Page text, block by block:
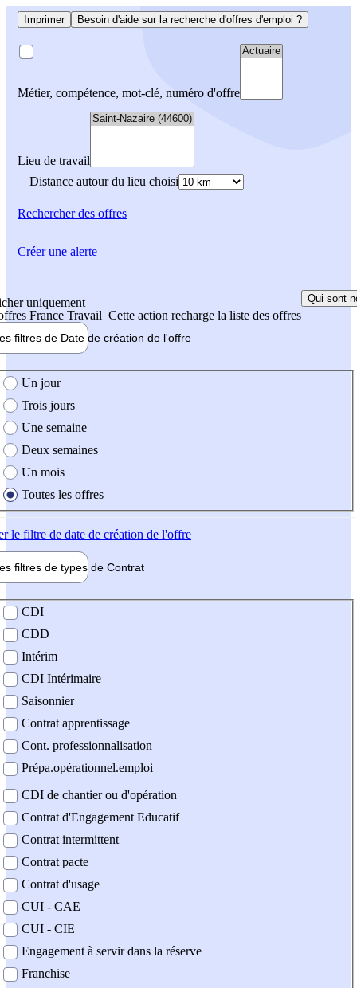
Imprimer Besoin d'aide sur la recherche d'offres d'emploi ?
Métier, compétence, mot-clé, numéro d'offre
Lieu de travail
Distance autour du lieu choisi
Rechercherdes offres
uniquement
France Travail Cette action recharge la liste des offres
Qui sont
filtres de Date de création de l'offre
création de l'offre
Un jour
Trois jours
Une semaine
Deux semaines
Un mois
Toutes les offres
le filtre de date de création de l'offre
filtres de types de Contrat
contrat
CDI
CDD
Intérim
CDI Intérimaire
Saisonnier
Contrat apprentissage
Cont. professionnalisation
Prépa.opérationnel.emploi
CDI de chantier ou d'opération
Contrat d'Engagement Educatif
Contrat intermittent
Contrat pacte
Contrat d'usage
CUI - CAE
CUI - CIE
Engagement à servir dans la réserve
Franchise
Créer une alerte